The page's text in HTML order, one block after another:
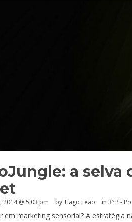
a selva
2014 @ 5:03 pm by Tiago Leão in 3º P -
em marketing sensorial? A estratégia